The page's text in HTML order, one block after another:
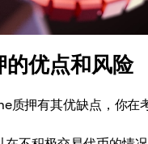
的优点和风险
质押有其优缺点，你在